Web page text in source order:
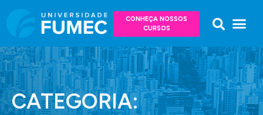
CONHEÇA NOSSOS
CURSOS
CATEGORIA: